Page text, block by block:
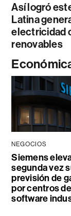
Así logró
Latina
electricidad
renovables
NEGOCIOS
Siemens
segunda vez
previsión de
por centros
software